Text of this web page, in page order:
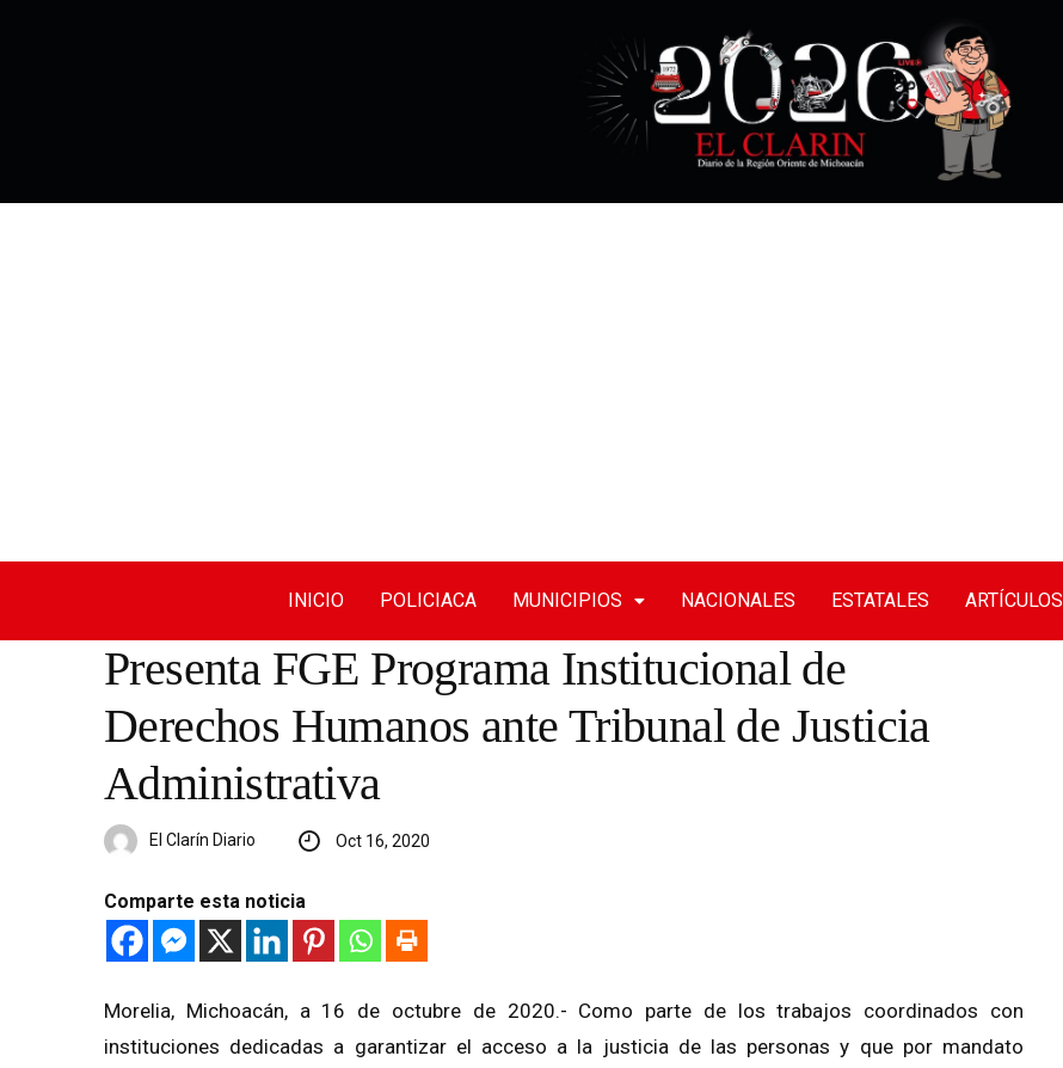
INICIO POLICIACA MUNICIPIOS NACIONALES ESTATALES ARTÍCULOS
Presenta FGE Programa Institucional de
Derechos Humanos ante Tribunal de Justicia
Administrativa
El Clarín Diario Oct 16, 2020
Comparte esta noticia
Morelia, Michoacán, a 16 de octubre de 2020.- Como parte de los trabajos coordinados con
instituciones dedicadas a garantizar el acceso a la justicia de las personas y que por mandato